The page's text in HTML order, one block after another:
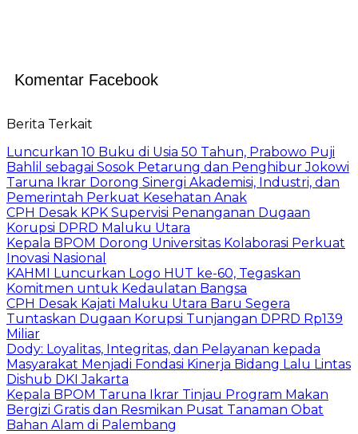
Komentar Facebook
Berita Terkait
Luncurkan 10 Buku di Usia 50 Tahun, Prabowo Puji
Bahlil sebagai Sosok Petarung dan Penghibur Jokowi
Taruna Ikrar Dorong Sinergi Akademisi, Industri, dan
Pemerintah Perkuat Kesehatan Anak
CPH Desak KPK Supervisi Penanganan Dugaan
Korupsi DPRD Maluku Utara
Kepala BPOM Dorong Universitas Kolaborasi Perkuat
Inovasi Nasional
KAHMI Luncurkan Logo HUT ke-60, Tegaskan
Komitmen untuk Kedaulatan Bangsa
CPH Desak Kajati Maluku Utara Baru Segera
Tuntaskan Dugaan Korupsi Tunjangan DPRD Rp139
Miliar
Dody: Loyalitas, Integritas, dan Pelayanan kepada
Masyarakat Menjadi Fondasi Kinerja Bidang Lalu Lintas
Dishub DKI Jakarta
Kepala BPOM Taruna Ikrar Tinjau Program Makan
Bergizi Gratis dan Resmikan Pusat Tanaman Obat
Bahan Alam di Palembang